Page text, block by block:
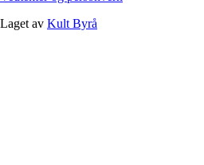
Laget av Kult Byrå